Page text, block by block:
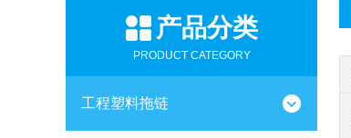
产品分类
PRODUCT CATEGORY
工程塑料拖链